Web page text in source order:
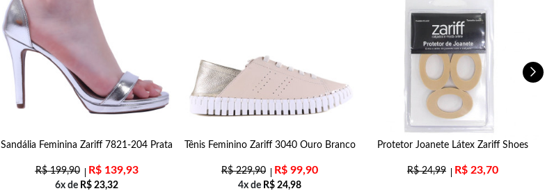
Sandália Feminina Zariff 7821-204 Prata
R$199,90 R$139,93
6x de R$ 23,32
Tênis Feminino Zariff 3040 Ouro Branco
R$229,90 R$ 99,90
4x de R$ 24,98
Protetor Joanete Látex Zariff Shoes
R$24,99 R$ 23,70